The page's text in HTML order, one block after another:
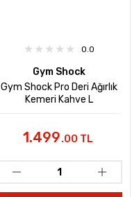
0.0
Gym Shock
Gym Shock Pro Deri Ağırlık
Kemeri Kahve L
1.499.00 TL